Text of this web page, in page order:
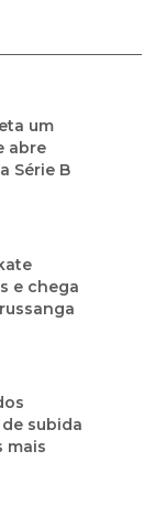
um
abre
Série B
e chega
subida
mais